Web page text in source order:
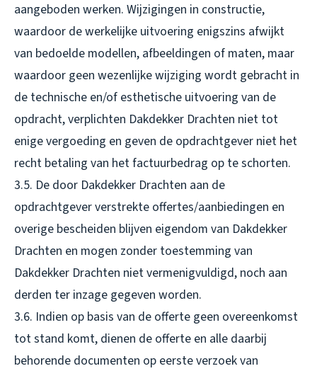
aangeboden werken. Wijzigingen in constructie,
waardoor de werkelijke uitvoering enigszins afwijkt
van bedoelde modellen, afbeeldingen of maten, maar
waardoor geen wezenlijke wijziging wordt gebracht in
de technische en/of esthetische uitvoering van de
opdracht, verplichten Dakdekker Drachten niet tot
enige vergoeding en geven de opdrachtgever niet het
recht betaling van het factuurbedrag op te schorten.
3.5. De door Dakdekker Drachten aan de
opdrachtgever verstrekte offertes/aanbiedingen en
overige bescheiden blijven eigendom van Dakdekker
Drachten en mogen zonder toestemming van
Dakdekker Drachten niet vermenigvuldigd, noch aan
derden ter inzage gegeven worden.
3.6. Indien op basis van de offerte geen overeenkomst
tot stand komt, dienen de offerte en alle daarbij
behorende documenten op eerste verzoek van